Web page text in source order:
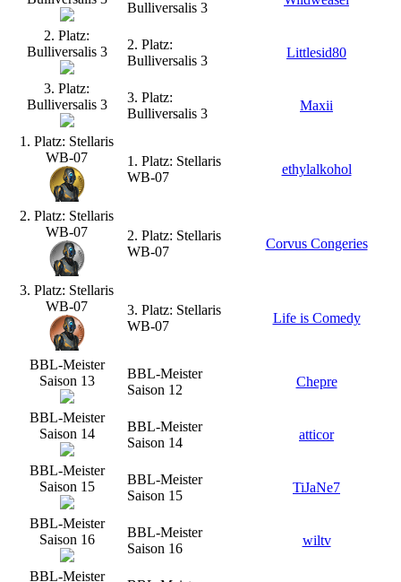
Bulliversalis 3
2. Platz:
Bulliversalis 3
2. Platz:
Bulliversalis 3
Littlesid80
3. Platz:
Bulliversalis 3
3. Platz:
Bulliversalis 3
Maxii
1. Platz: Stellaris
WB-07
1. Platz: Stellaris
WB-07
ethylalkohol
2. Platz: Stellaris
WB-07
2. Platz: Stellaris
WB-07
Corvus Congeries
3. Platz: Stellaris
WB-07
3. Platz: Stellaris
WB-07
Life is Comedy
BBL-Meister
Saison 13
BBL-Meister
Saison 12
Chepre
BBL-Meister
Saison 14
BBL-Meister
Saison 14
atticor
BBL-Meister
Saison 15
BBL-Meister
Saison 15
TiJaNe7
BBL-Meister
Saison 16
BBL-Meister
Saison 16
wiltv
BBL-Meister